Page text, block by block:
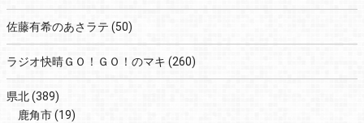
佐藤有希のあさラテ (50)
ラジオ快晴ＧＯ！ＧＯ！のマキ (260)
県北(389)
鹿角市(19)